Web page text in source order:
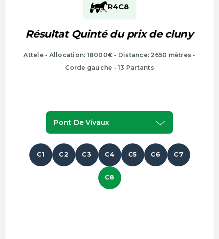
R4C8
Résultat Quinté du prix de cluny
Attele - Allocation: 18000€ - Distance: 2650 mètres -
Corde gauche - 13 Partants
Pont De Vivaux
C1 C2 C3 C4 C5 C6 C7
C8